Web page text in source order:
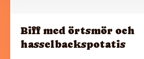
Biff med örtsmör och
hasselbackspotatis